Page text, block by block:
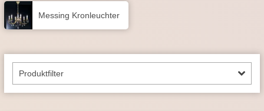
Messing Kronleuchter
Produktfilter